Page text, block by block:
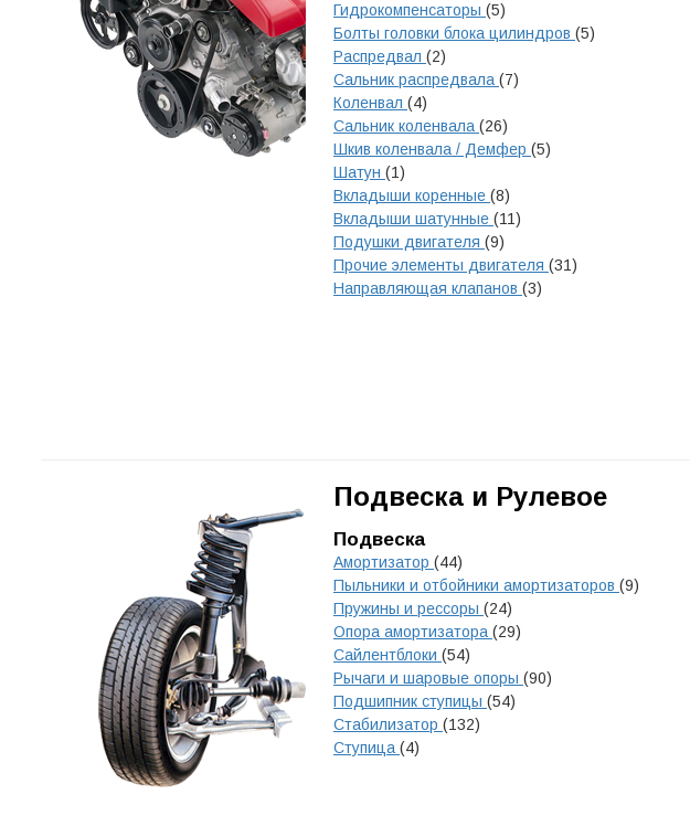
Гидрокомпенсаторы (5)
Болты головки блока цилиндров (5)
Распредвал (2)
Сальник распредвала (7)
Коленвал (4)
Сальник коленвала (26)
Шкив коленвала / Демфер (5)
Шатун (1)
Вкладыши коренные (8)
Вкладыши шатунные (11)
Подушки двигателя (9)
Прочие элементы двигателя (31)
Направляющая клапанов (3)
Подвеска и Рулевое
Подвеска
Амортизатор (44)
Пыльники и отбойники амортизаторов (9)
Пружины и рессоры (24)
Опора амортизатора (29)
Сайлентблоки (54)
Рычаги и шаровые опоры (90)
Подшипник ступицы (54)
Стабилизатор (132)
Ступица (4)